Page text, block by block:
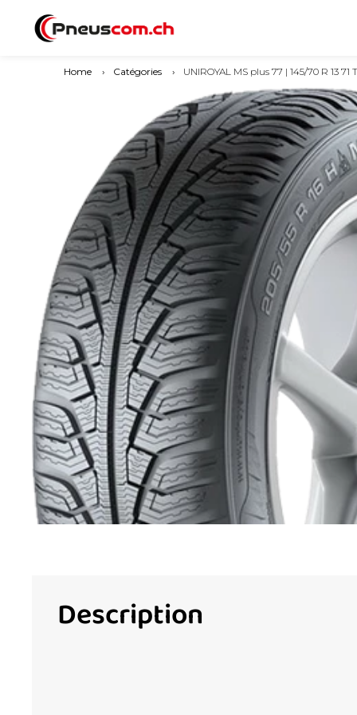
Home › Catégories › UNIROYAL MS plus 77 | 145/70 R 13 71
Description